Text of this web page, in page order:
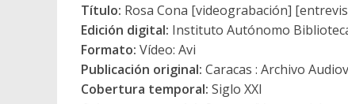
Título: Rosa Cona [videograbación]
Edición digital: Instituto Autónomo
Formato: Vídeo: Avi
Publicación original: Caracas : Archivo
Cobertura temporal: Siglo XXI